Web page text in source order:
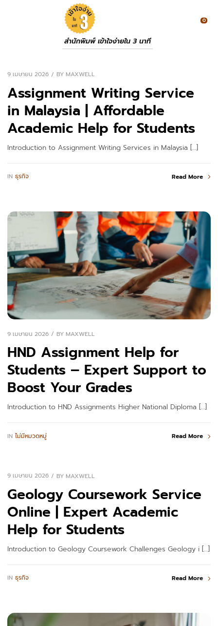
สำนักพิมพ์ เข้าใจง่ายใน 3 นาที
0
9 เมษายน 2026 BY MAXWELL
Assignment Writing Service
in Malaysia | Affordable
Academic Help for Students
Introduction to Assignment Writing Services in Malaysia […]
IN ธุรกิจ Read More
9 เมษายน 2026 BY MAXWELL
HND Assignment Help for
Students – Expert Support to
Boost Your Grades
Introduction to HND Assignments Higher National Diploma […]
IN ไม่มีหมวดหมู่ Read More
9 เมษายน 2026 BY MAXWELL
Geology Coursework Service
Online | Expert Academic
Help for Students
Introduction to Geology Coursework Challenges Geology i […]
IN ธุรกิจ Read More